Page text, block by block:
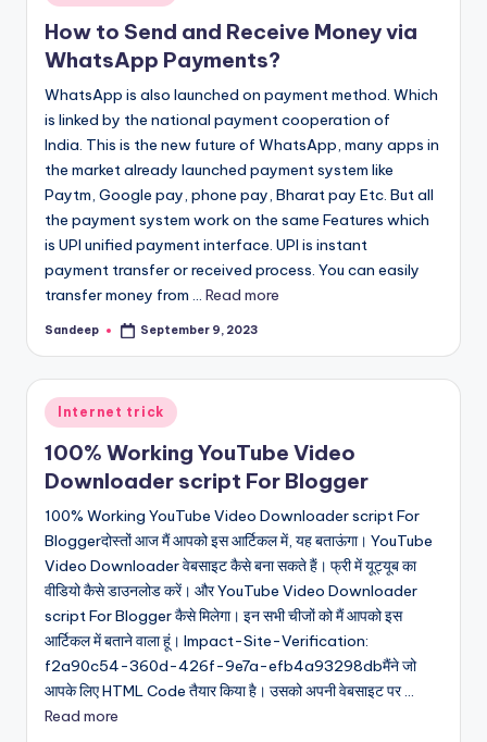
in
How to Send and Receive Money via
WhatsApp Payments?
WhatsApp is also launched on payment method. Which
is linked by the national payment cooperation of
India. This is the new future of WhatsApp, many apps in
the market already launched payment system like
Paytm, Google pay, phone pay, Bharat pay Etc. But all
the payment system work on the same Features which
is UPI unified payment interface. UPI is instant
payment transfer or received process. You can easily
transfer money from ... Read more
Posted
Sandeep September 9, 2023
Posted
in
Internet trick
100% Working YouTube Video
Downloader script For Blogger
100% Working YouTube Video Downloader script For
Bloggerदोस्तों आज मैं आपको इस आर्टिकल में, यह बताऊंगा। YouTube
Video Downloader वेबसाइट कैसे बना सकते हैं। फ्री में यूट्यूब का
वीडियो कैसे डाउनलोड करें। और YouTube Video Downloader
script For Blogger कैसे मिलेगा। इन सभी चीजों को मैं आपको इस
आर्टिकल में बताने वाला हूं। Impact-Site-Verification:
f2a90c54-360d-426f-9e7a-efb4a93298dbमैंने जो
आपके लिए HTML Code तैयार किया है। उसको अपनी वेबसाइट पर ...
Read more